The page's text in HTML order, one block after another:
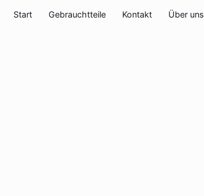
Start Gebrauchtteile Kontakt Über uns